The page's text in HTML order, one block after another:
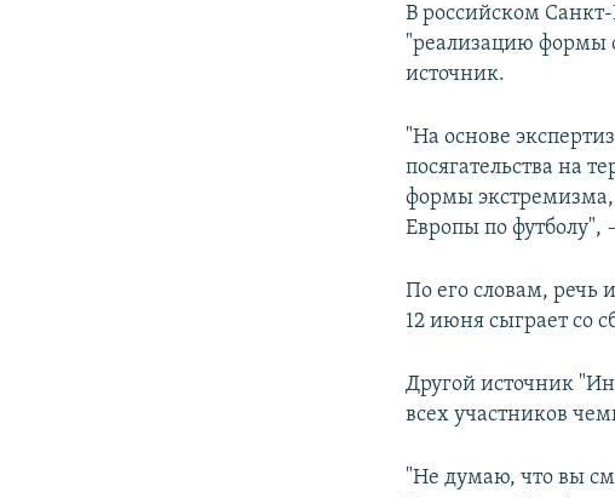
В российском
"реализацию формы
источник.
"На основе
посягательства на
формы экстремизма,
Европы по футболу",
По его словам, речь
12 июня сыграет со
Другой источник
всех участников
"Не думаю, что вы